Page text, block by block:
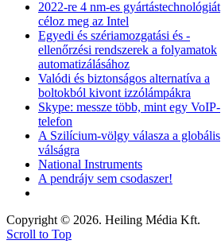
2022-re 4 nm-es gyártástechnológiát
céloz meg az Intel
Egyedi és szériamozgatási és -
ellenőrzési rendszerek a folyamatok
automatizálásához
Valódi és biztonságos alternatíva a
boltokból kivont izzólámpákra
Skype: messze több, mint egy VoIP-
telefon
A Szilícium-völgy válasza a globális
válságra
National Instruments
A pendrájv sem csodaszer!
Copyright © 2026. Heiling Média Kft.
Scroll to Top